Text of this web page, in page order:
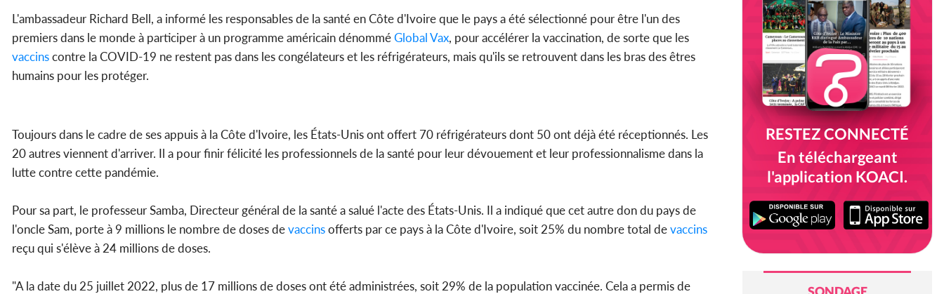
L'ambassadeur Richard Bell, a informé les responsables de la santé en Côte d'Ivoire que le pays a été sélectionné pour être l'un des
premiers dans le monde à participer à un programme américain dénomméGlobal Vax, pour accélérer la vaccination, de sorte que les
vaccinscontre la COVID-19 ne restent pas dans les congélateurs et les réfrigérateurs, mais qu'ils se retrouvent dans les bras des êtres
humains pour les protéger.
Toujours dans le cadre de ses appuis à la Côte d'Ivoire, les États-Unis ont offert 70 réfrigérateurs dont 50 ont déjà été réceptionnés. Les
20 autres viennent d'arriver. Il a pour finir félicité les professionnels de la santé pour leur dévouement et leur professionnalisme dans la
lutte contre cette pandémie.
Pour sa part, le professeur Samba, Directeur général de la santé a salué l'acte des États-Unis. Il a indiqué que cet autre don du pays de
l'oncle Sam, porte à 9 millions le nombre de doses devaccinsofferts par ce pays à la Côte d'Ivoire, soit 25% du nombre total devaccins
reçu qui s'élève à 24 millions de doses.
"A la date du 25 juillet 2022, plus de 17 millions de doses ont été administrées, soit 29% de la population vaccinée. Cela a permis de
RESTEZ CONNECTÉ
En téléchargeant
l'application KOACI.